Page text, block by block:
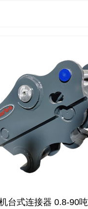
台式连接器 0.8-90吨